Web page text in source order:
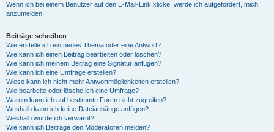
Wenn ich bei einem Benutzer auf den E-Mail-Link klicke, werde ich aufgefordert, mich
anzumelden.
Beiträge schreiben
Wie erstelle ich ein neues Thema oder eine Antwort?
Wie kann ich einen Beitrag bearbeiten oder löschen?
Wie kann ich meinem Beitrag eine Signatur anfügen?
Wie kann ich eine Umfrage erstellen?
Wieso kann ich nicht mehr Antwortmöglichkeiten erstellen?
Wie bearbeite oder lösche ich eine Umfrage?
Warum kann ich auf bestimmte Foren nicht zugreifen?
Weshalb kann ich keine Dateianhänge anfügen?
Weshalb wurde ich verwarnt?
Wie kann ich Beiträge den Moderatoren melden?